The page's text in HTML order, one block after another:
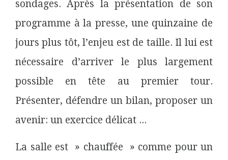
sondages. Après la présentation de son
programme à la presse, une quinzaine de
jours plus tôt, l’enjeu est de taille. Il lui est
nécessaire d’arriver le plus largement
possible en tête au premier tour.
Présenter, défendre un bilan, proposer un
avenir: un exercice délicat ...
La salle est » chauffée » comme pour un